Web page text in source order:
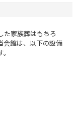
た家族葬はもちろ
会館は、以下の設備